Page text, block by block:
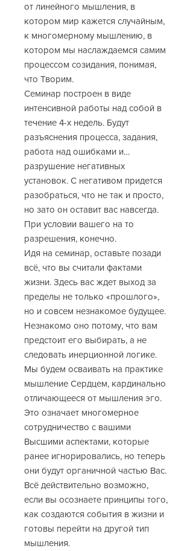
от линейного мышления, в
котором мир кажется случайным,
к многомерному мышлению, в
котором мы наслаждаемся самим
процессом созидания, понимая,
что Творим.
Семинар построен в виде
интенсивной работы над собой в
течение 4-х недель. Будут
разъяснения процесса, задания,
работа над ошибками и…
разрушение негативных
установок. С негативом придется
разобраться, что не так и просто,
но зато он оставит вас навсегда.
При условии вашего на то
разрешения, конечно.
Идя на семинар, оставьте позади
всё, что вы считали фактами
жизни. Здесь вас ждет выход за
пределы не только «прошлого»,
но и совсем незнакомое будущее.
Незнакомо оно потому, что вам
предстоит его выбирать, а не
следовать инерционной логике.
Мы будем осваивать на практике
мышление Сердцем, кардинально
отличающееся от мышления эго.
Это означает многомерное
сотрудничество с вашими
Высшими аспектами, которые
ранее игнорировались, но теперь
они будут органичной частью Вас.
Всё действительно возможно,
если вы осознаете принципы того,
как создаются события в жизни и
готовы перейти на другой тип
мышления.